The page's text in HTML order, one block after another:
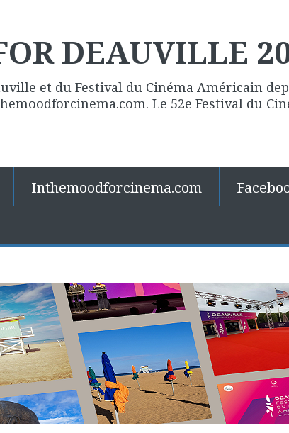
DEAUVILLE
et du Festival du Cinéma Américain
Le 52e Festival du
Inthemoodforcinema.com